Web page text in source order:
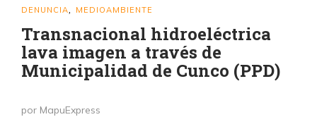
DENUNCIA MEDIOAMBIENTE
Transnacional hidroeléctrica
lava imagen a través de
Municipalidad de Cunco (PPD)
por MapuExpress